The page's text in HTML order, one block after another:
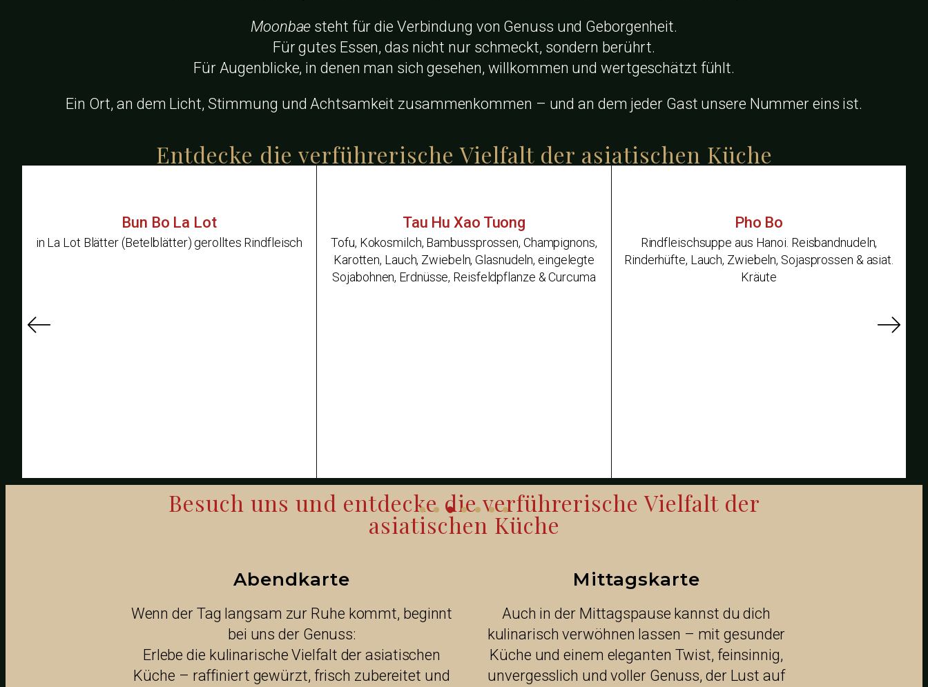
Moonbae steht für die Verbindung von Genuss und Geborgenheit.
Für gutes Essen, das nicht nur schmeckt, sondern berührt.
Für Augenblicke, in denen man sich gesehen, willkommen und ­wertgeschätzt fühlt.
Ein Ort, an dem Licht, Stimmung und Achtsamkeit zusammen­kommen – und an dem jeder Gast unsere Nummer eins ist.
Entdecke die verführerische Vielfalt der asiatischen Küche
Bun Bo La Lot
in La Lot Blätter (Betelblätter) gerolltes Rindfleisch
Tau Hu Xao Tuong
Tofu, Kokosmilch, Bambussprossen, Champignons,
Karotten, Lauch, Zwiebeln, Glasnudeln, eingelegte
Sojabohnen, Erdnüsse, Reisfeldpflanze & Curcuma
Pho Bo
Rindfleischsuppe aus Hanoi. Reisbandnudeln,
Rinderhüfte, Lauch, Zwiebeln, Sojasprossen & asiat.
Kräute
Besuch uns und entdecke die verführerische Vielfalt der
asiatischen Küche
Abendkarte
Wenn der Tag langsam zur Ruhe kommt, beginnt
bei uns der Genuss:
Erlebe die kulinarische Vielfalt der asiatischen
Küche – raffiniert gewürzt, frisch zubereitet und
Mittagskarte
Auch in der Mittagspause kannst du dich
kulinarisch verwöhnen lassen – mit gesunder
Küche und einem eleganten Twist, feinsinnig,
unvergesslich und voller Genuss, der Lust auf